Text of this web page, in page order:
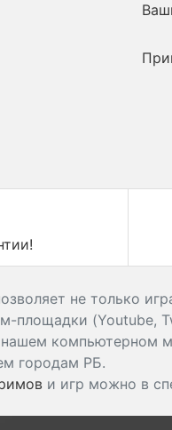
не только
площадки (Youtube,
компьютерном
городам РБ.
и игр можно в